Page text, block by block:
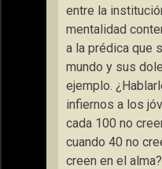
entre la
mentalidad
a la prédica que
mundo y sus
ejemplo.
infiernos a los
cada 100 no
cuando 40 no
creen en el